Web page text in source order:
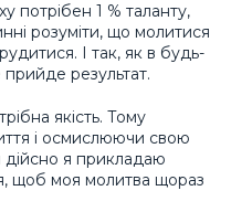
потрібен 1 % таланту,
розуміти, що молитися
І так, як в будь-
прийде результат.
якість. Тому
і осмислюючи свою
дійсно я прикладаю
щоб моя молитва щораз